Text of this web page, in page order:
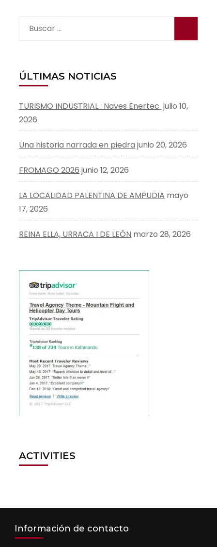
Buscar:
ÚLTIMAS NOTICIAS
TURISMO INDUSTRIAL : Naves Enertec julio 10,
2026
Una historia narrada en piedra junio 20, 2026
FROMAGO 2026 junio 12, 2026
LA LOCALIDAD PALENTINA DE AMPUDIA mayo
17, 2026
REINA ELLA, URRACA I DE LEÓN marzo 28, 2026
ACTIVITIES
Información de contacto